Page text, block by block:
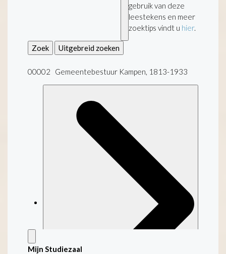
gebruik van deze
leestekens en meer
zoektips vindt u hier.
Zoek Uitgebreid zoeken
00002 Gemeentebestuur Kampen, 1813-1933
Mijn Studiezaal